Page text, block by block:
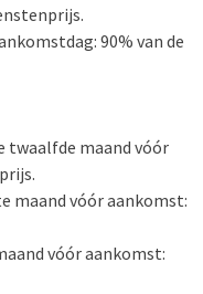
90% van de
twaalfde maand vóór
maand vóór aankomst:
vóór aankomst: